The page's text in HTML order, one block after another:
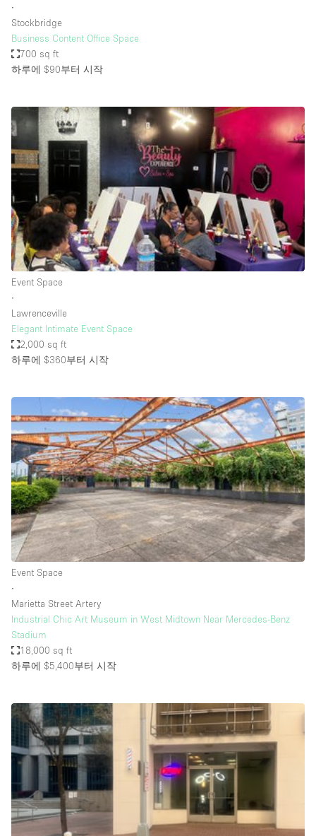
Warehouse
Air Conditioning
Animals Friendly
Bar
Bathroom
Car Display
Concierge
Counters
Electricity
Elevator
Fitting Rooms
Garden
Garment Rack
Ground Floor
Handicap Accessible
Haussmann Style
Heating
Industrial
Kitchen
Large Door Entrance
Lighting
Living Space
Multiple Rooms
Office Equipment
Private Parking
Raw
Rooftop / Terrace
∙
Stockbridge
Business Content Office Space
700 sq ft
하루에 $90부터 시작
Event Space
∙
Lawrenceville
Elegant Intimate Event Space
2,000 sq ft
하루에 $360부터 시작
Event Space
∙
Marietta Street Artery
Industrial Chic Art Museum in West Midtown Near Mercedes-Benz
Stadium
18,000 sq ft
하루에 $5,400부터 시작